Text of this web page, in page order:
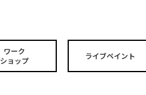
ワーク
ショップ
ライブペイント